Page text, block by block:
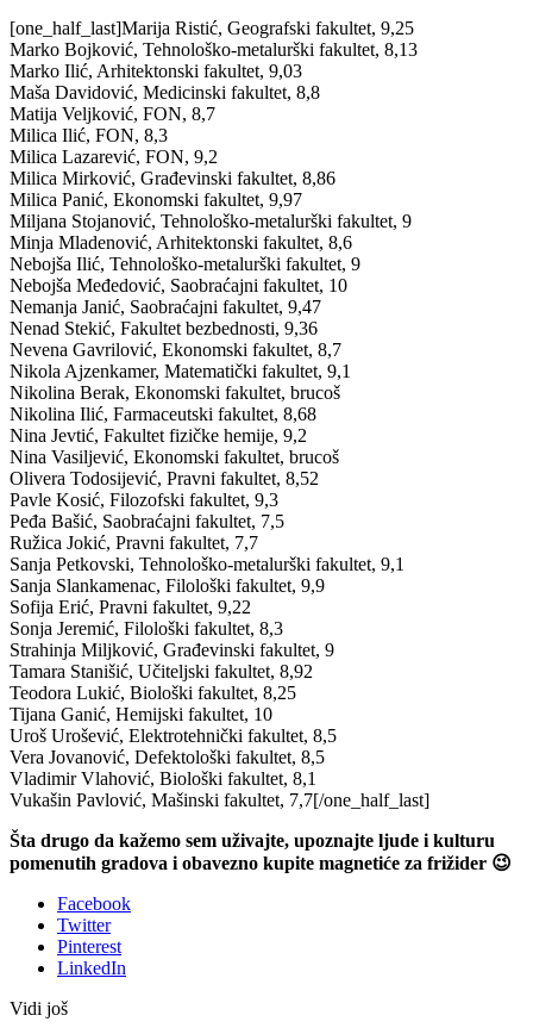
[one_half_last]Marija Ristić, Geografski fakultet, 9,25
Marko Bojković, Tehnološko-metalurški fakultet, 8,13
Marko Ilić, Arhitektonski fakultet, 9,03
Maša Davidović, Medicinski fakultet, 8,8
Matija Veljković, FON, 8,7
Milica Ilić, FON, 8,3
Milica Lazarević, FON, 9,2
Milica Mirković, Građevinski fakultet, 8,86
Milica Panić, Ekonomski fakultet, 9,97
Miljana Stojanović, Tehnološko-metalurški fakultet, 9
Minja Mladenović, Arhitektonski fakultet, 8,6
Nebojša Ilić, Tehnološko-metalurški fakultet, 9
Nebojša Međedović, Saobraćajni fakultet, 10
Nemanja Janić, Saobraćajni fakultet, 9,47
Nenad Stekić, Fakultet bezbednosti, 9,36
Nevena Gavrilović, Ekonomski fakultet, 8,7
Nikola Ajzenkamer, Matematički fakultet, 9,1
Nikolina Berak, Ekonomski fakultet, brucoš
Nikolina Ilić, Farmaceutski fakultet, 8,68
Nina Jevtić, Fakultet fizičke hemije, 9,2
Nina Vasiljević, Ekonomski fakultet, brucoš
Olivera Todosijević, Pravni fakultet, 8,52
Pavle Kosić, Filozofski fakultet, 9,3
Peđa Bašić, Saobraćajni fakultet, 7,5
Ružica Jokić, Pravni fakultet, 7,7
Sanja Petkovski, Tehnološko-metalurški fakultet, 9,1
Sanja Slankamenac, Filološki fakultet, 9,9
Sofija Erić, Pravni fakultet, 9,22
Sonja Jeremić, Filološki fakultet, 8,3
Strahinja Miljković, Građevinski fakultet, 9
Tamara Stanišić, Učiteljski fakultet, 8,92
Teodora Lukić, Biološki fakultet, 8,25
Tijana Ganić, Hemijski fakultet, 10
Uroš Urošević, Elektrotehnički fakultet, 8,5
Vera Jovanović, Defektološki fakultet, 8,5
Vladimir Vlahović, Biološki fakultet, 8,1
Vukašin Pavlović, Mašinski fakultet, 7,7[/one_half_last]
Šta drugo da kažemo sem uživajte, upoznajte ljude i kulturu
pomenutih gradova i obavezno kupite magnetiće za frižider 😉
Facebook
Twitter
Pinterest
LinkedIn
Vidi još